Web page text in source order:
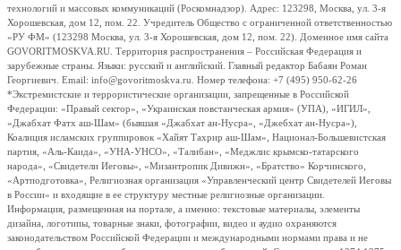
технологий и массовых коммуникаций (Роскомнадзор). Адрес: 123298, Москва, ул. 3-я
Хорошевская, дом 12, пом. 22. Учредитель Общество с ограниченной ответственностью
«РУ ФМ» (123298 Москва, ул. 3-я Хорошевская, дом 12, пом. 22). Доменное имя сайта
GOVORITMOSKVA.RU. Территория распространения – Российская Федерация и
зарубежные страны. Языки: русский и английский. Главный редактор Бабаян Роман
Георгиевич. Email: info@govoritmoskva.ru. Номер телефона: +7 (495) 950-62-26
*Экстремистские и террористические организации, запрещенные в Российской
Федерации: «Правый сектор», «Украинская повстанческая армия» (УПА), «ИГИЛ»,
«Джабхат Фатх аш-Шам» (бывшая «Джабхат ан-Нусра», «Джебхат ан-Нусра»),
Коалиция исламских группировок «Хайят Тахрир аш-Шам», Национал-Большевистская
партия, «Аль-Каида», «УНА-УНСО», «Талибан», «Меджлис крымско-татарского
народа», «Свидетели Иеговы», «Мизантропик Дивижн», «Братство» Корчинского,
«Артподготовка», Религиозная организация «Управленческий центр Свидетелей Иеговы
в России» и входящие в ее структуру местные религиозные организации.
Информация, размещенная на портале, а именно: текстовые материалы, элементы
дизайна, логотипы, товарные знаки, фотографии, видео и аудио охраняются
законодательством Российской Федерации и международными нормами права и не